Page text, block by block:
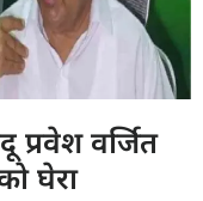
प्रवेश वर्जित
घेरा